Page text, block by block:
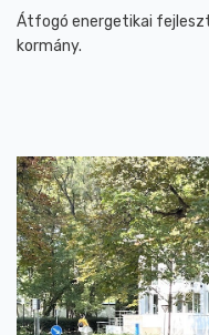
Átfogó energetikai
kormány.